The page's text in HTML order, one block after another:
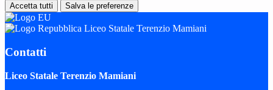
Accetta tutti Salva le preferenze
Liceo Statale Terenzio Mamiani
Contatti
Liceo Statale Terenzio Mamiani